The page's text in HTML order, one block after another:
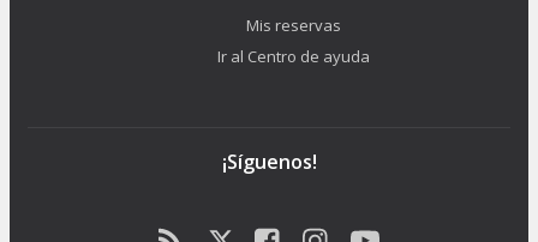
Mis reservas
Ir al Centro de ayuda
¡Síguenos!